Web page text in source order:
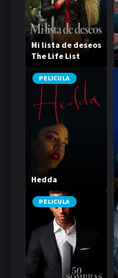
Mi lista de deseos
The Life List
PELICULA
Hedda
PELICULA